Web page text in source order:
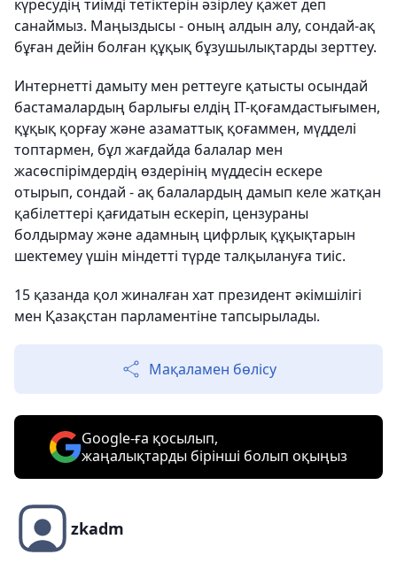
күресудің тиімді тетіктерін әзірлеу қажет деп
санаймыз. Маңыздысы - оның алдын алу, сондай-ақ
бұған дейін болған құқық бұзушылықтарды зерттеу.
Интернетті дамыту мен реттеуге қатысты осындай
бастамалардың барлығы елдің IT-қоғамдастығымен,
құқық қорғау және азаматтық қоғаммен, мүдделі
топтармен, бұл жағдайда балалар мен
жасөспірімдердің өздерінің мүддесін ескере
отырып, сондай - ақ балалардың дамып келе жатқан
қабілеттері қағидатын ескеріп, цензураны
болдырмау және адамның цифрлық құқықтарын
шектемеу үшін міндетті түрде талқылануға тиіс.
15 қазанда қол жиналған хат президент әкімшілігі
мен Қазақстан парламентіне тапсырылады.
Мақаламен бөлісу
Google-ға қосылып,
жаңалықтарды бірінші болып оқыңыз
zkadm